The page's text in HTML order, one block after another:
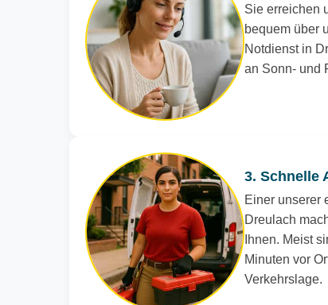
Sie erreichen
bequem über
Notdienst in
an Sonn- und
3. Schnelle
Einer unserer
Dreulach
Ihnen. Meist
Minuten vor
Verkehrslage.